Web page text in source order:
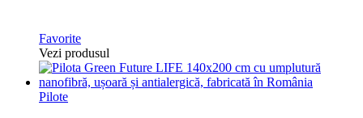
Favorite
Vezi produsul
Pilote